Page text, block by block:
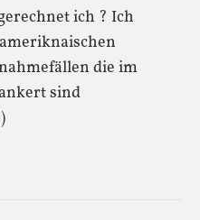
ich ? Ich
die im
sind